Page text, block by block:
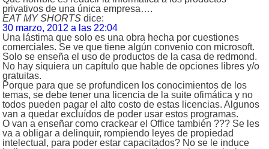
privativos de una única empresa….
EAT MY SHORTS dice:
30 marzo, 2012 a las 22:04
Una lástima que solo es una obra hecha por cuestiones
comerciales. Se ve que tiene algún convenio con microsoft.
Solo se enseña el uso de productos de la casa de redmond.
No hay siquiera un capítulo que hable de opciones libres y/o
gratuitas.
Porque para que se profundicen los conocimientos de los
temas, se debe tener una licencia de la suite ofimática y no
todos pueden pagar el alto costo de estas licencias. Algunos
van a quedar excluídos de poder usar estos programas.
O van a enseñar como crackear el Office también ??? Se les
va a obligar a delinquir, rompiendo leyes de propiedad
intelectual, para poder estar capacitados? No se le induce